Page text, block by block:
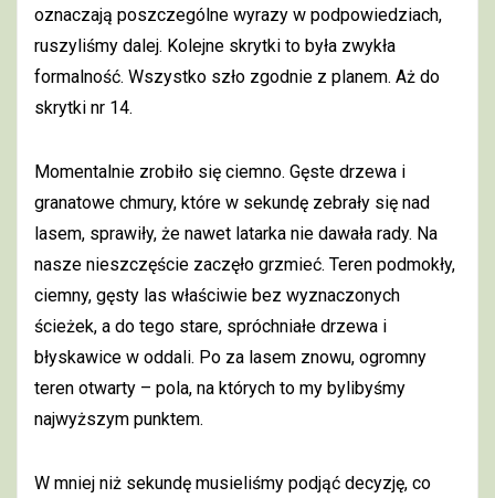
oznaczają poszczególne wyrazy w podpowiedziach,
ruszyliśmy dalej. Kolejne skrytki to była zwykła
formalność. Wszystko szło zgodnie z planem. Aż do
skrytki nr 14.
Momentalnie zrobiło się ciemno. Gęste drzewa i
granatowe chmury, które w sekundę zebrały się nad
lasem, sprawiły, że nawet latarka nie dawała rady. Na
nasze nieszczęście zaczęło grzmieć. Teren podmokły,
ciemny, gęsty las właściwie bez wyznaczonych
ścieżek, a do tego stare, spróchniałe drzewa i
błyskawice w oddali. Po za lasem znowu, ogromny
teren otwarty – pola, na których to my bylibyśmy
najwyższym punktem.
W mniej niż sekundę musieliśmy podjąć decyzję, co